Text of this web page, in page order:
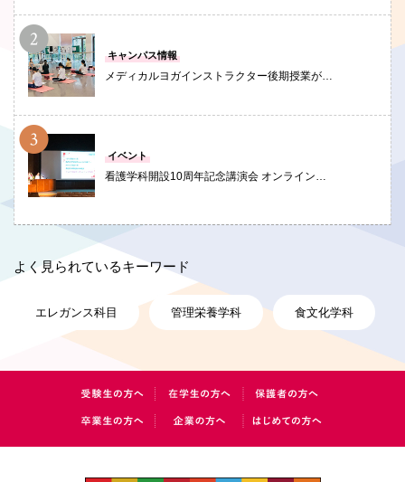
キャンパス情報
メディカルヨガインストラクター後期授業が…
イベント
看護学科開設10周年記念講演会 オンライン…
よく見られているキーワード
エレガンス科目 管理栄養学科 食文化学科